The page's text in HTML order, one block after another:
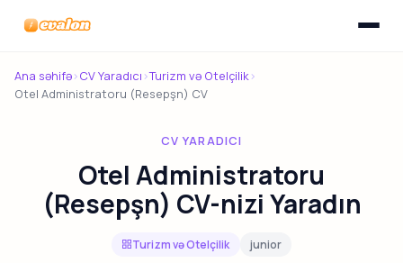
Evalon
Ana səhifə›CV Yaradıcı ›Turizm və Otelçilik›
Otel Administratoru (Resepşn) CV
CV YARADICI
Otel Administratoru
(Resepşn) CV-nizi Yaradın
Turizm və Otelçilik junior